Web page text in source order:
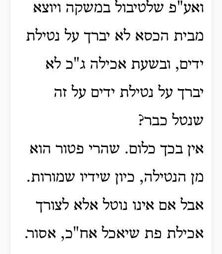
ואע"פ שלטיבול במשקה ויוצא
מבית הכסא לא יברך על נטילת
ידים, ובשעת אכילה ג"כ לא
יברך על נטילת ידים על זה
שנטל כבר?
אין בכך כלום. שהרי פטור הוא
מן הנטילה, כיון שידיו שמורות.
אבל אם אינו נוטל אלא לצורך
אכילת פת שיאכל אח"כ, אסור.